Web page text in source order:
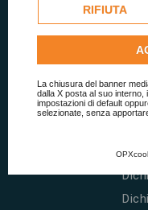
dell'utente e, se
per personalizzare
informazioni su
politica
Consulta
RIFIUTA
La chiusura del banner
dalla X posta al suo
impostazioni di default
selezionate, senza